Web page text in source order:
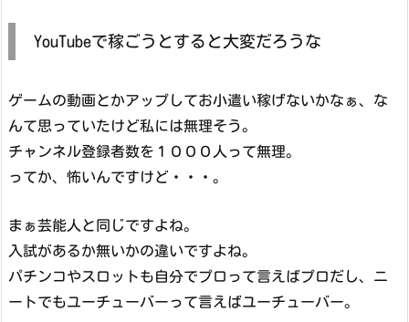
YouTubeで稼ごうとすると大変だろうな
ゲームの動画とかアップしてお小遣い稼げないかなぁ、な
んて思っていたけど私には無理そう。
チャンネル登録者数を１０００人って無理。
ってか、怖いんですけど・・・。
まぁ芸能人と同じですよね。
入試があるか無いかの違いですよね。
パチンコやスロットも自分でプロって言えばプロだし、ニ
ートでもユーチューバーって言えばユーチューバー。